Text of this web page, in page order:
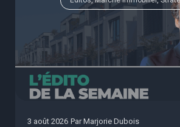
3 août 2026 Par Marjorie Dubois